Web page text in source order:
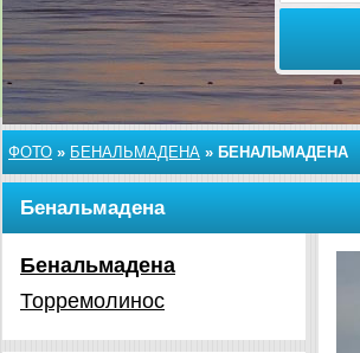
ФОТО » БЕНАЛЬМАДЕНА » БЕНАЛЬМАДЕНА
Бенальмадена
Бенальмадена
Торремолинос